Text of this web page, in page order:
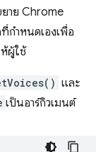
าย Chrome
กำหนดเองเพื่อ
ห้ผู้ใช้
และ
เป็นอาร์กิวเมนต์